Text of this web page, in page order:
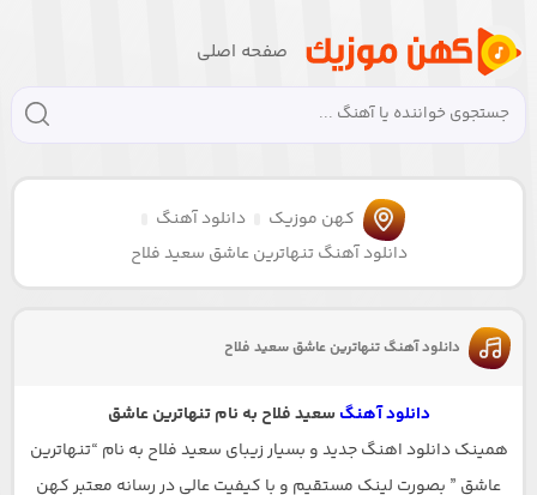
صفحه اصلی
کهن موزیک
دانلود آهنگ
دانلود آهنگ تنهاترین عاشق سعید فلاح
دانلود آهنگ تنهاترین عاشق سعید فلاح
دانلود آهنگ سعید فلاح به نام تنهاترین عاشق
همینک دانلود اهنگ جدید و بسیار زیبای سعید فلاح به نام “تنهاترین
عاشق ” بصورت لینک مستقیم و با کیفیت عالی در رسانه معتبر کهن